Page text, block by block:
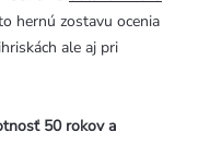
hernú zostavu ocenia
ale aj pri
50 rokov a